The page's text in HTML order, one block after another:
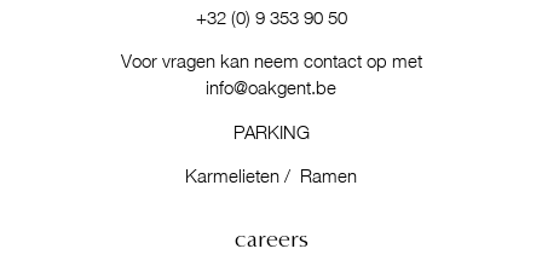
+32 (0) 9 353 90 50
Voor vragen kan neem contact op met
info@oakgent.be
PARKING
Karmelieten / Ramen
careers